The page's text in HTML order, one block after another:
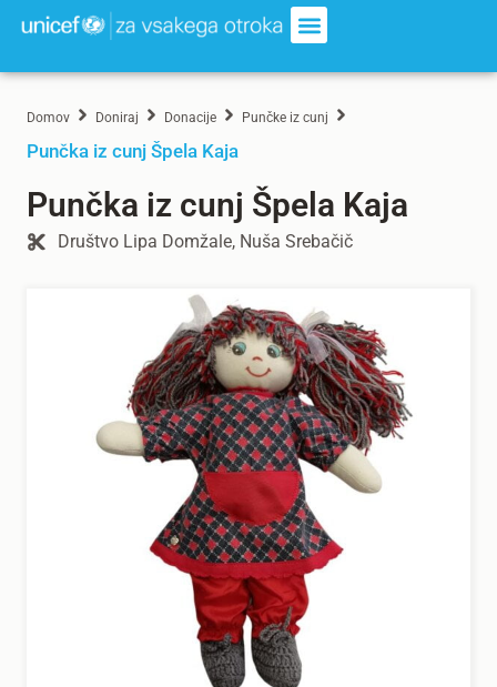
Domov Doniraj Donacije Punčke iz cunj
Punčka iz cunj Špela Kaja
Punčka iz cunj Špela Kaja
Društvo Lipa Domžale, Nuša Srebačič